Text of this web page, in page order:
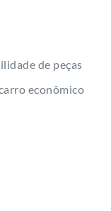
de peças
econômico